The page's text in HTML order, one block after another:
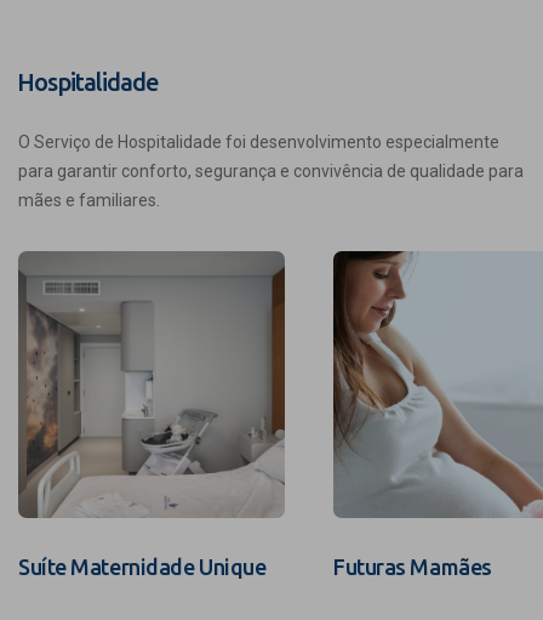
Hospitalidade
O Serviço de Hospitalidade foi desenvolvimento especialmente
para garantir conforto, segurança e convivência de qualidade para
mães e familiares.
Suíte Maternidade Unique Futuras Mamães